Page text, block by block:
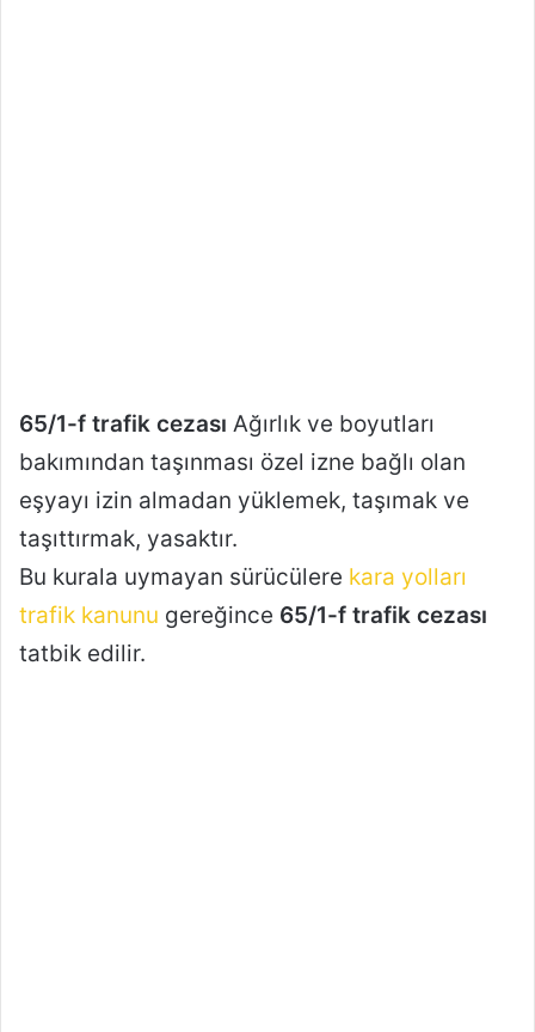
65/1-f trafik cezası Ağırlık ve boyutları
bakımından taşınması özel izne bağlı olan
eşyayı izin almadan yüklemek, taşımak ve
taşıttırmak, yasaktır.
Bu kurala uymayan sürücülere kara yolları
trafik kanunu gereğince 65/1-f trafik cezası
tatbik edilir.